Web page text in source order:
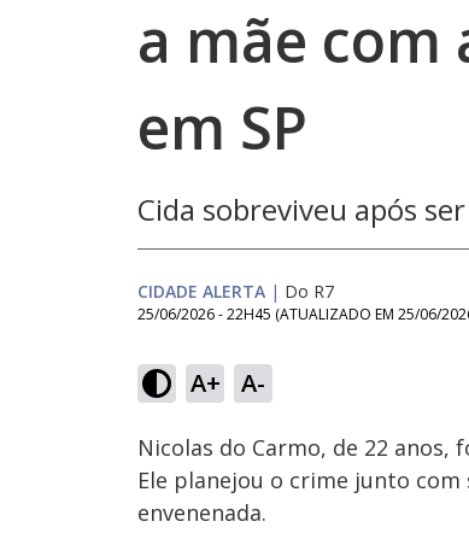
a mãe com
em SP
Cida sobreviveu após
CIDADE ALERTA | Do R7
25/06/2026 - 22H45 (ATUALIZADO EM 25/06/
A+ A-
Ativar
Som
6.59%
Nicolas do Carmo, de 22
Ele planejou o crime junto
envenenada.